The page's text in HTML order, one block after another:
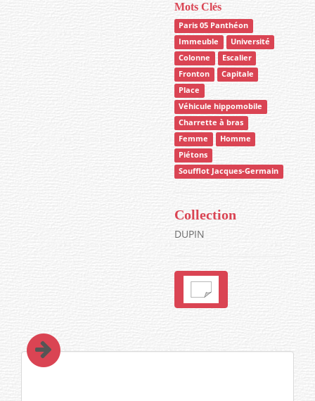
Mots Clés
Paris 05 Panthéon
Immeuble
Université
Colonne
Escalier
Fronton
Capitale
Place
Véhicule hippomobile
Charrette à bras
Femme
Homme
Piétons
Soufflot Jacques-Germain
Collection
DUPIN